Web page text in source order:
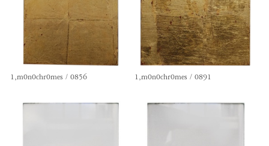
1,m0n0chr0mes / 0856 1,m0n0chr0mes / 0891